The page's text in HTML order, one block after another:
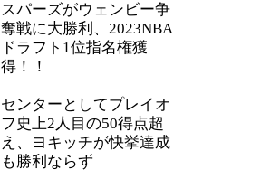
スパーズがウェンビー争
奪戦に大勝利、2023NBA
ドラフト1位指名権獲
得！！
センターとしてプレイオ
フ史上2人目の50得点超
え、ヨキッチが快挙達成
も勝利ならず